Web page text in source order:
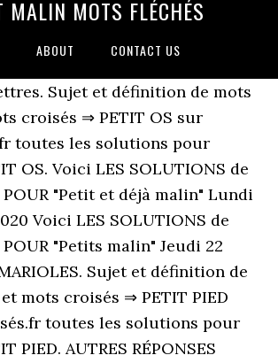
MALIN MOTS FLÉCHÉS
ABOUT CONTACT US
Sujet et définition de mots
croisés ⇒ PETIT OS sur
toutes les solutions pour
OS. Voici LES SOLUTIONS de
"Petit et déjà malin" Lundi
Voici LES SOLUTIONS de
"Petits malin" Jeudi 22
Sujet et définition de
mots croisés ⇒ PETIT PIED
toutes les solutions pour
PIED. AUTRES RÉPONSES